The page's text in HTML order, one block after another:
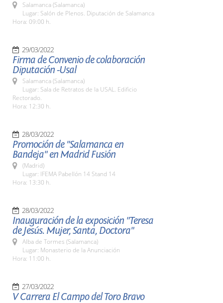
Salamanca (Salamanca)
Lugar: Salón de Plenos. Diputación de Salamanca
Hora: 09:00 h.
29/03/2022
Firma de Convenio de colaboración
Diputación -Usal
Salamanca (Salamanca)
Lugar: Sala de Retratos de la USAL. Edificio
Rectorado.
Hora: 12:30 h.
28/03/2022
Promoción de "Salamanca en
Bandeja" en Madrid Fusión
(Madrid)
Lugar: IFEMA Pabellón 14 Stand 14
Hora: 13:30 h.
28/03/2022
Inauguración de la exposición "Teresa
de Jesús. Mujer, Santa, Doctora"
Alba de Tormes (Salamanca)
Lugar: Monasterio de la Anunciación
Hora: 11:00 h.
27/03/2022
V Carrera El Campo del Toro Bravo